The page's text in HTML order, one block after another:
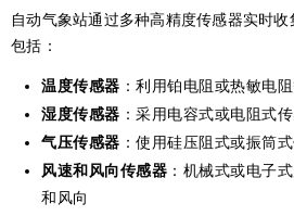
自动气象站通过多种高精度传感器实时
包括：
温度传感器 ：利用铂电阻或热敏电
湿度传感器 ：采用电容式或电阻式
气压传感器 ：使用硅压阻式或振筒
风速和风向传感器 ：机械式或电子
和风向